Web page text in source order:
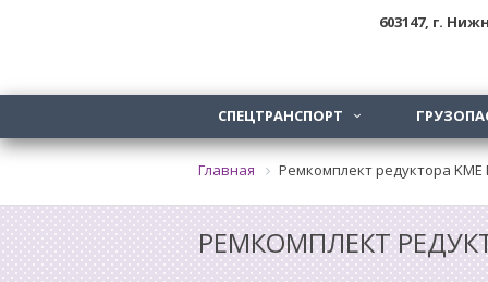
603147, г.
СПЕЦТРАНСПОРТ 
Главная Ремкомплект редуктора KME
РЕМКОМПЛЕКТ